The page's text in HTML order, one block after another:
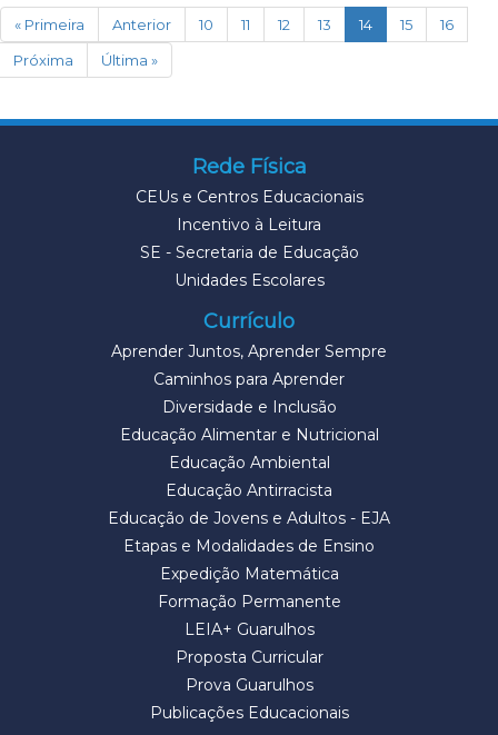
« Primeira Anterior 10 11 12 13 14(current)
15
16
Próxima
Última »
Rede Física
CEUs e Centros Educacionais
Incentivo à Leitura
SE - Secretaria de Educação
Unidades Escolares
Currículo
Aprender Juntos, Aprender Sempre
Caminhos para Aprender
Diversidade e Inclusão
Educação Alimentar e Nutricional
Educação Ambiental
Educação Antirracista
Educação de Jovens e Adultos - EJA
Etapas e Modalidades de Ensino
Expedição Matemática
Formação Permanente
LEIA+ Guarulhos
Proposta Curricular
Prova Guarulhos
Publicações Educacionais